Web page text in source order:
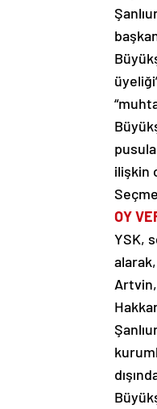
ilişkin
OY
YSK,